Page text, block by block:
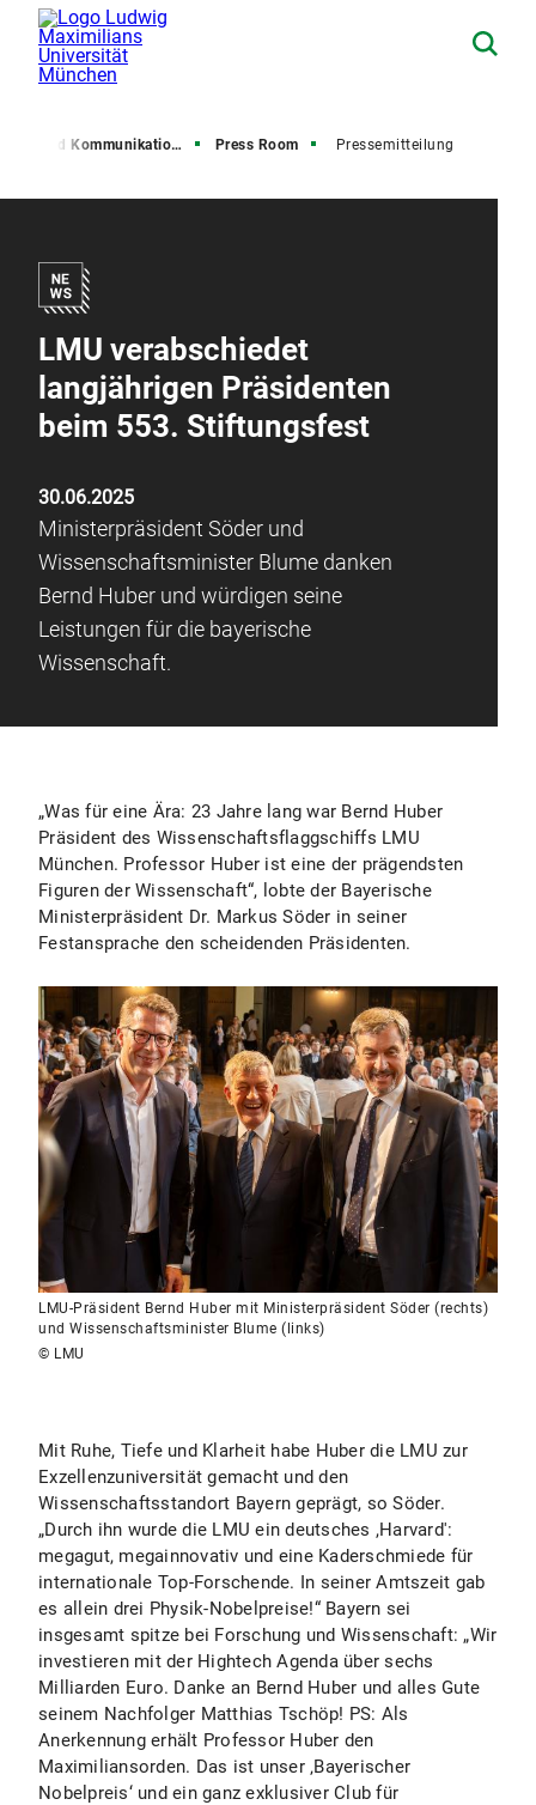
und Kommunikation (PuK) Press Room Pressemitteilung
LMU verabschiedet
langjährigen Präsidenten
beim 553. Stiftungsfest
30.06.2025
Ministerpräsident Söder und
Wissenschaftsminister Blume danken
Bernd Huber und würdigen seine
Leistungen für die bayerische
Wissenschaft.
„Was für eine Ära: 23 Jahre lang war Bernd Huber
Präsident des Wissenschaftsflaggschiffs LMU
München. Professor Huber ist eine der prägendsten
Figuren der Wissenschaft“, lobte der Bayerische
Ministerpräsident Dr. Markus Söder in seiner
Festansprache den scheidenden Präsidenten.
LMU-Präsident Bernd Huber mit Ministerpräsident Söder (rechts)
und Wissenschaftsminister Blume (links)
© LMU
Mit Ruhe, Tiefe und Klarheit habe Huber die LMU zur
Exzellenzuniversität gemacht und den
Wissenschaftsstandort Bayern geprägt, so Söder.
„Durch ihn wurde die LMU ein deutsches ,Harvard':
megagut, megainnovativ und eine Kaderschmiede für
internationale Top-Forschende. In seiner Amtszeit gab
es allein drei Physik-Nobelpreise!“ Bayern sei
insgesamt spitze bei Forschung und Wissenschaft: „Wir
investieren mit der Hightech Agenda über sechs
Milliarden Euro. Danke an Bernd Huber und alles Gute
seinem Nachfolger Matthias Tschöp! PS: Als
Anerkennung erhält Professor Huber den
Maximiliansorden. Das ist unser ‚Bayerischer
Nobelpreis‘ und ein ganz exklusiver Club für